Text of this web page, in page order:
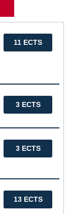
11 ECTS
3 ECTS
3 ECTS
13 ECTS